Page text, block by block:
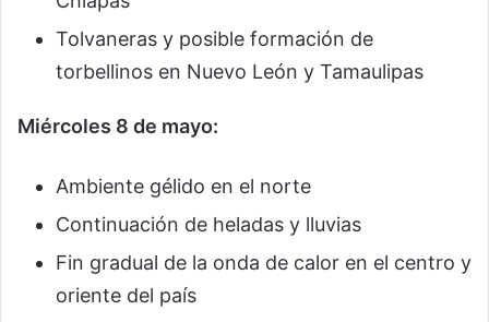
Tolvaneras y posible formación de
torbellinos en Nuevo León y Tamaulipas
Miércoles 8 de mayo:
Ambiente gélido en el norte
Continuación de heladas y lluvias
Fin gradual de la onda de calor en el centro y
oriente del país